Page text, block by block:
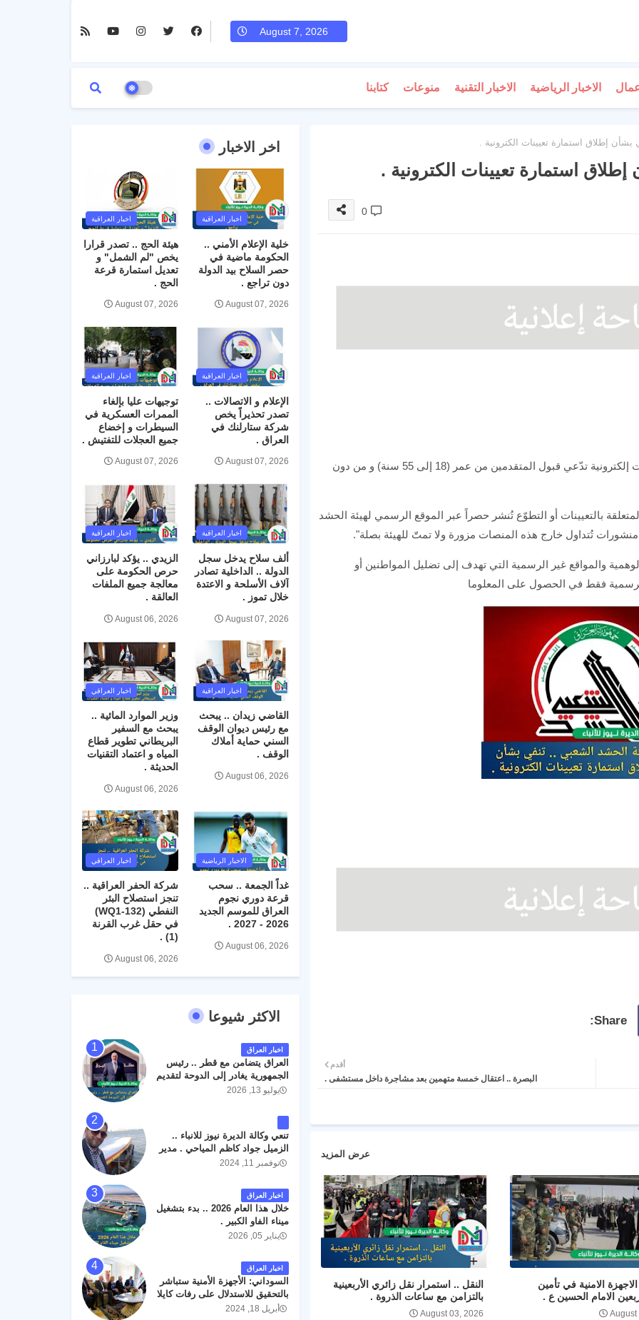
August 7, 2026
الاخبار الرياضية الاخبار التقنية منوعات كتابنا
إطلاق استمارة تعيينات الكترونية .
استمارة تعيينات الكترونية .
0
نفت هيئة الحشد الشعبي، بشأن إطلاق استمارة تعيينات إلكترونية تدّعي قبول المتقدمين من عمر (18 إلى 55 سنة) و من دون
بالتعيينات أو التطوّع تُنشر حصراً عبر الموقع الرسمي لهيئة الحشد
منشورات تُتداول خارج هذه المنصات مزورة ولا تمتّ للهيئة بصلة".
والمواقع غير الرسمية التي تهدف إلى تضليل المواطنين أو
فقط في الحصول على المعلوما
أقدم
البصرة .. اعتقال خمسة متهمين بعد مشاجرة داخل مستشفى .
عرض المزيد
الامنية في تأمين
الامام الحسين ع .
August
النقل .. استمرار نقل زائري الأربعينية
بالتزامن مع ساعات الذروة .
August 03, 2026
اخر الاخبار
اخبار العراقية
خلية الإعلام الأمني ..
الحكومة ماضية في
حصر السلاح بيد الدولة
دون تراجع .
August 07, 2026
اخبار العراقية
هيئة الحج .. تصدر قرارا
يخص "لم الشمل" و
تعديل استمارة قرعة
الحج .
August 07, 2026
اخبار العراقية
الإعلام و الاتصالات ..
تصدر تحذيراً يخص
شركة ستارلنك في
العراق .
August 07, 2026
اخبار العراقية
توجيهات عليا بإلغاء
الممرات العسكرية في
السيطرات و إخضاع
جميع العجلات للتفتيش .
August 07, 2026
اخبار العراقية
ألف سلاح يدخل سجل
الدولة .. الداخلية تصادر
آلاف الأسلحة و الاعتدة
خلال تموز .
August 07, 2026
اخبار العراقية
الزيدي .. يؤكد لبارزاني
حرص الحكومة على
معالجة جميع الملفات
العالقة .
August 06, 2026
اخبار العراقية
القاضي زيدان .. يبحث
مع رئيس ديوان الوقف
السني حماية أملاك
الوقف .
August 06, 2026
اخبار العراقي
وزير الموارد المائية ..
يبحث مع السفير
البريطاني تطوير قطاع
المياه و اعتماد التقنيات
الحديثة .
August 06, 2026
الاخبار الرياضية
غداً الجمعة .. سحب
قرعة دوري نجوم
العراق للموسم الجديد
2026 - 2027 .
August 06, 2026
اخبار العراقي
شركة الحفر العراقية ..
تنجز استصلاح البئر
النفطي (WQ1-132)
في حقل غرب القرنة
(1) .
August 06, 2026
الاكثر شيوعا
اخبار العراق
العراق يتضامن مع قطر .. رئيس
الجمهورية يغادر إلى الدوحة لتقديم
واجب العزاء .
يوليو 13, 2026
تنعي وكالة الديرة نيوز للانباء ..
الزميل جواد كاظم المياحي . مدير
الخطوط الجوية العراقية السابق
البصرة الدولي اليوم الاثنين على
الطريق المؤدي من البوابة
الرئيسة الى صالة المسافرين .
حيث كان سبب الحادث يعود
لتصادم عجلته مع عجلة نوع كيا بنكو
مطار البصرة الدولي . سائلين الله
عز وجل ان يتغمد الفقيد بواسع
رحمته ، و انا لله وانا اليه راجعون .
نوفمبر 11, 2024
اخبار العراق
خلال هذا العام 2026 .. بدء بتشغيل
ميناء الفاو الكبير .
يناير 05, 2026
اخبار العراق
السوداني: الأجهزة الأمنية ستباشر
بالتحقيق للاستدلال على رفات كايلا
مولرأبريل 18, 2024